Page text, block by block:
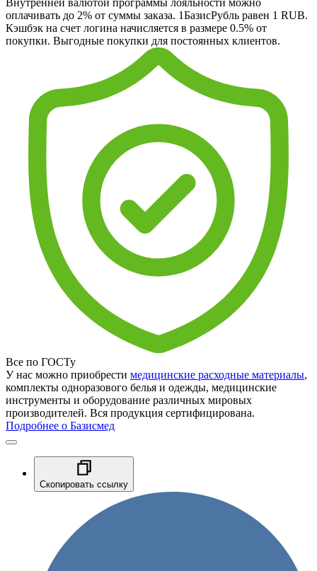
оплачивать до 2% от суммы заказа. 1БазисРубль равен 1 RUB.
Кэшбэк на счет логина начисляется в размере 0.5% от
покупки. Выгодные покупки для постоянных клиентов.
Все по ГОСТу
У нас можно приобрести медицинские расходные материалы,
комплекты одноразового белья и одежды, медицинские
инструменты и оборудование различных мировых
производителей. Вся продукция сертифицирована.
Подробнее о Базисмед
Скопировать ссылку